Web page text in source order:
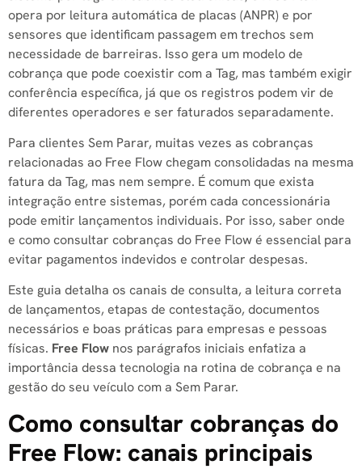
opera por leitura automática de placas (ANPR) e por
sensores que identificam passagem em trechos sem
necessidade de barreiras. Isso gera um modelo de
cobrança que pode coexistir com a Tag, mas também exigir
conferência específica, já que os registros podem vir de
diferentes operadores e ser faturados separadamente.
Para clientes Sem Parar, muitas vezes as cobranças
relacionadas ao Free Flow chegam consolidadas na mesma
fatura da Tag, mas nem sempre. É comum que exista
integração entre sistemas, porém cada concessionária
pode emitir lançamentos individuais. Por isso, saber onde
e como consultar cobranças do Free Flow é essencial para
evitar pagamentos indevidos e controlar despesas.
Este guia detalha os canais de consulta, a leitura correta
de lançamentos, etapas de contestação, documentos
necessários e boas práticas para empresas e pessoas
físicas. Free Flow nos parágrafos iniciais enfatiza a
importância dessa tecnologia na rotina de cobrança e na
gestão do seu veículo com a Sem Parar.
Como consultar cobranças do
Free Flow: canais principais